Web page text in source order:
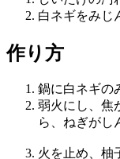
白ネギをみじ
作り方
鍋に白ネギの
弱火にし、焦
ら、ねぎがし
火を止め、柚